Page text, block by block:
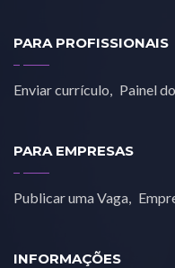
PARA PROFISSIONAIS
Enviar currículo Painel
PARA EMPRESAS
Publicar uma Vaga
INFORMAÇÕES